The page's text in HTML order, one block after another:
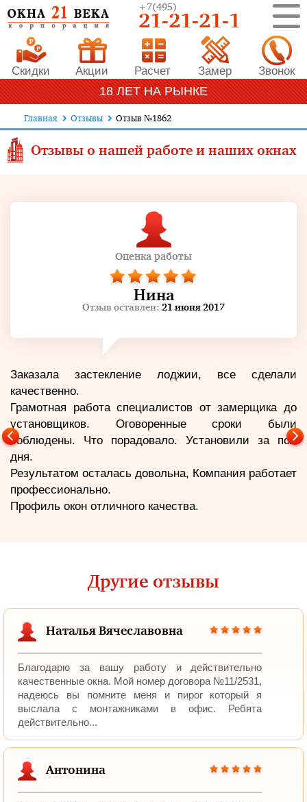
+7(495)
21-21-21-1
Скидки Акции Расчет Замер Звонок
18 ЛЕТ НА РЫНКЕ
Главная Отзывы Отзыв №1862
Отзывы о нашей работе и наших окнах
Оценка работы
Нина
Отзыв оставлен: 21 июня 2017
Заказала застекление лоджии, все сделали
качественно.
Грамотная работа специалистов от замерщика до
установщиков. Оговоренные сроки были
соблюдены. Что порадовало. Установили за пол
дня.
Результатом осталась довольна, Компания работает
профессионально.
Профиль окон отличного качества.
Другие отзывы
Наталья Вячеславовна
Благодарю за вашу работу и действительно
качественные окна. Мой номер договора №11/2531,
надеюсь вы помните меня и пирог который я
выслала с монтажниками в офис. Ребята
действительно...
Антонина